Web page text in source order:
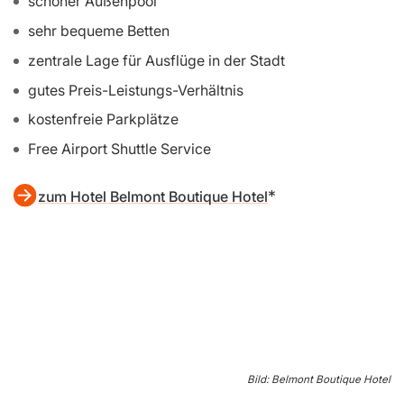
sehr bequeme Betten
zentrale Lage für Ausflüge in der Stadt
gutes Preis-Leistungs-Verhältnis
kostenfreie Parkplätze
Free Airport Shuttle Service
zum Hotel Belmont Boutique Hotel